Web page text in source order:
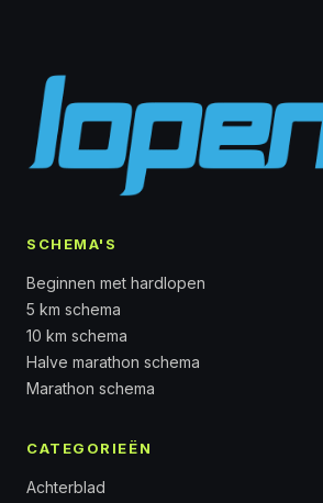
SCHEMA'S
Beginnen met hardlopen
5 km schema
10 km schema
Halve marathon schema
Marathon schema
CATEGORIEËN
Achterblad